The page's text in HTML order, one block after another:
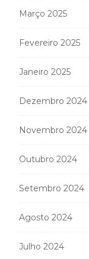
Março 2025
Fevereiro 2025
Janeiro 2025
Dezembro 2024
Novembro 2024
Outubro 2024
Setembro 2024
Agosto 2024
Julho 2024